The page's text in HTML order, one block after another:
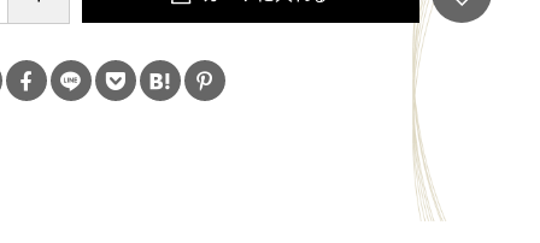
ご注文手続き」画面の「お問い合わせ欄」に、生
入力してください。
ル会員で生年月日登録済みの方は、お問い合わ